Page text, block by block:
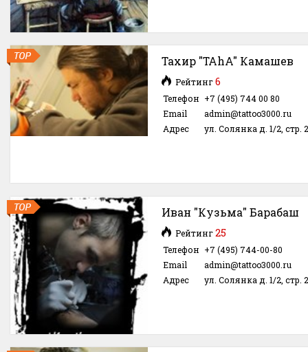
Тахир "TAhA" Камашев
Рейтинг6
Телефон +7 (495) 744 00 80
Email
admin@tattoo3000.ru
Адрес
ул. Солянка д. 1/2, стр. 2
Иван "Кузьма" Барабаш
Рейтинг25
Телефон +7 (495) 744-00-80
Email
admin@tattoo3000.ru
Адрес
ул. Солянка д. 1/2, стр. 2